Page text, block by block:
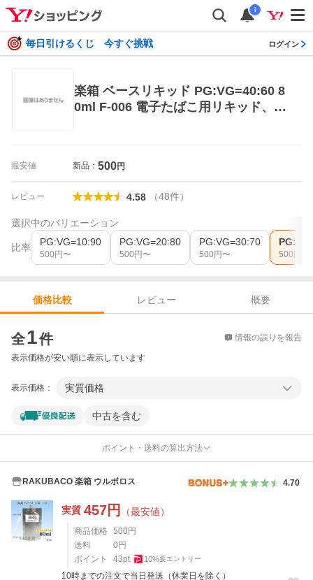
i
毎日引けるくじ 今すぐ挑戦 ログイン
楽箱 ベースリキッド PG:VG=40:60 8
0ml F-006 電子たばこ用リキッド、カ
最安値 新品： 500円
レビュー 4.58 （48件）
選択中のバリエーション
比率 PG:VG=10:90
500 円〜
PG:VG=20:80
500 円〜
PG:VG=30:70
500 円〜 500
価格比較 レビュー
概要
全1件 情報の誤りを報告
表示価格が安い順に表示しています
表示価格： 実質価格
中古を含む
ポイント・送料の算出方法
RAKUBACO 楽箱 ウルボロス 4.70
実質 457円 （最安値）
商品価格 500 円
送料
0 円
ポイント
43pt 10%要エントリー
10時までの注文で当日発送（休業日を除く）